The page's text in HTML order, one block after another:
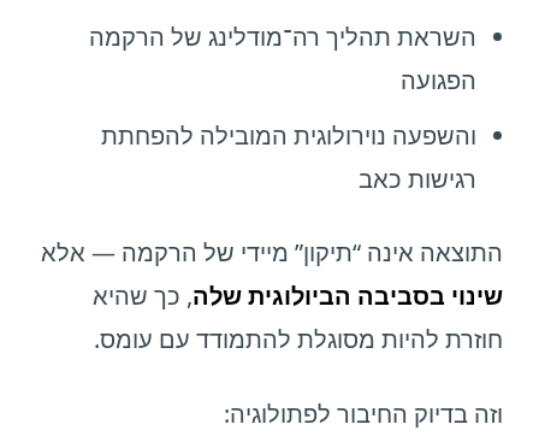
השראת תהליך רה־מודלינג של הרקמה
הפגועה
והשפעה נוירולוגית המובילה להפחתת
רגישות כאב
התוצאה אינה “תיקון” מיידי של הרקמה — אלא
שינוי בסביבה הביולוגית שלה, כך שהיא
חוזרת להיות מסוגלת להתמודד עם עומס.
וזה בדיוק החיבור לפתולוגיה: